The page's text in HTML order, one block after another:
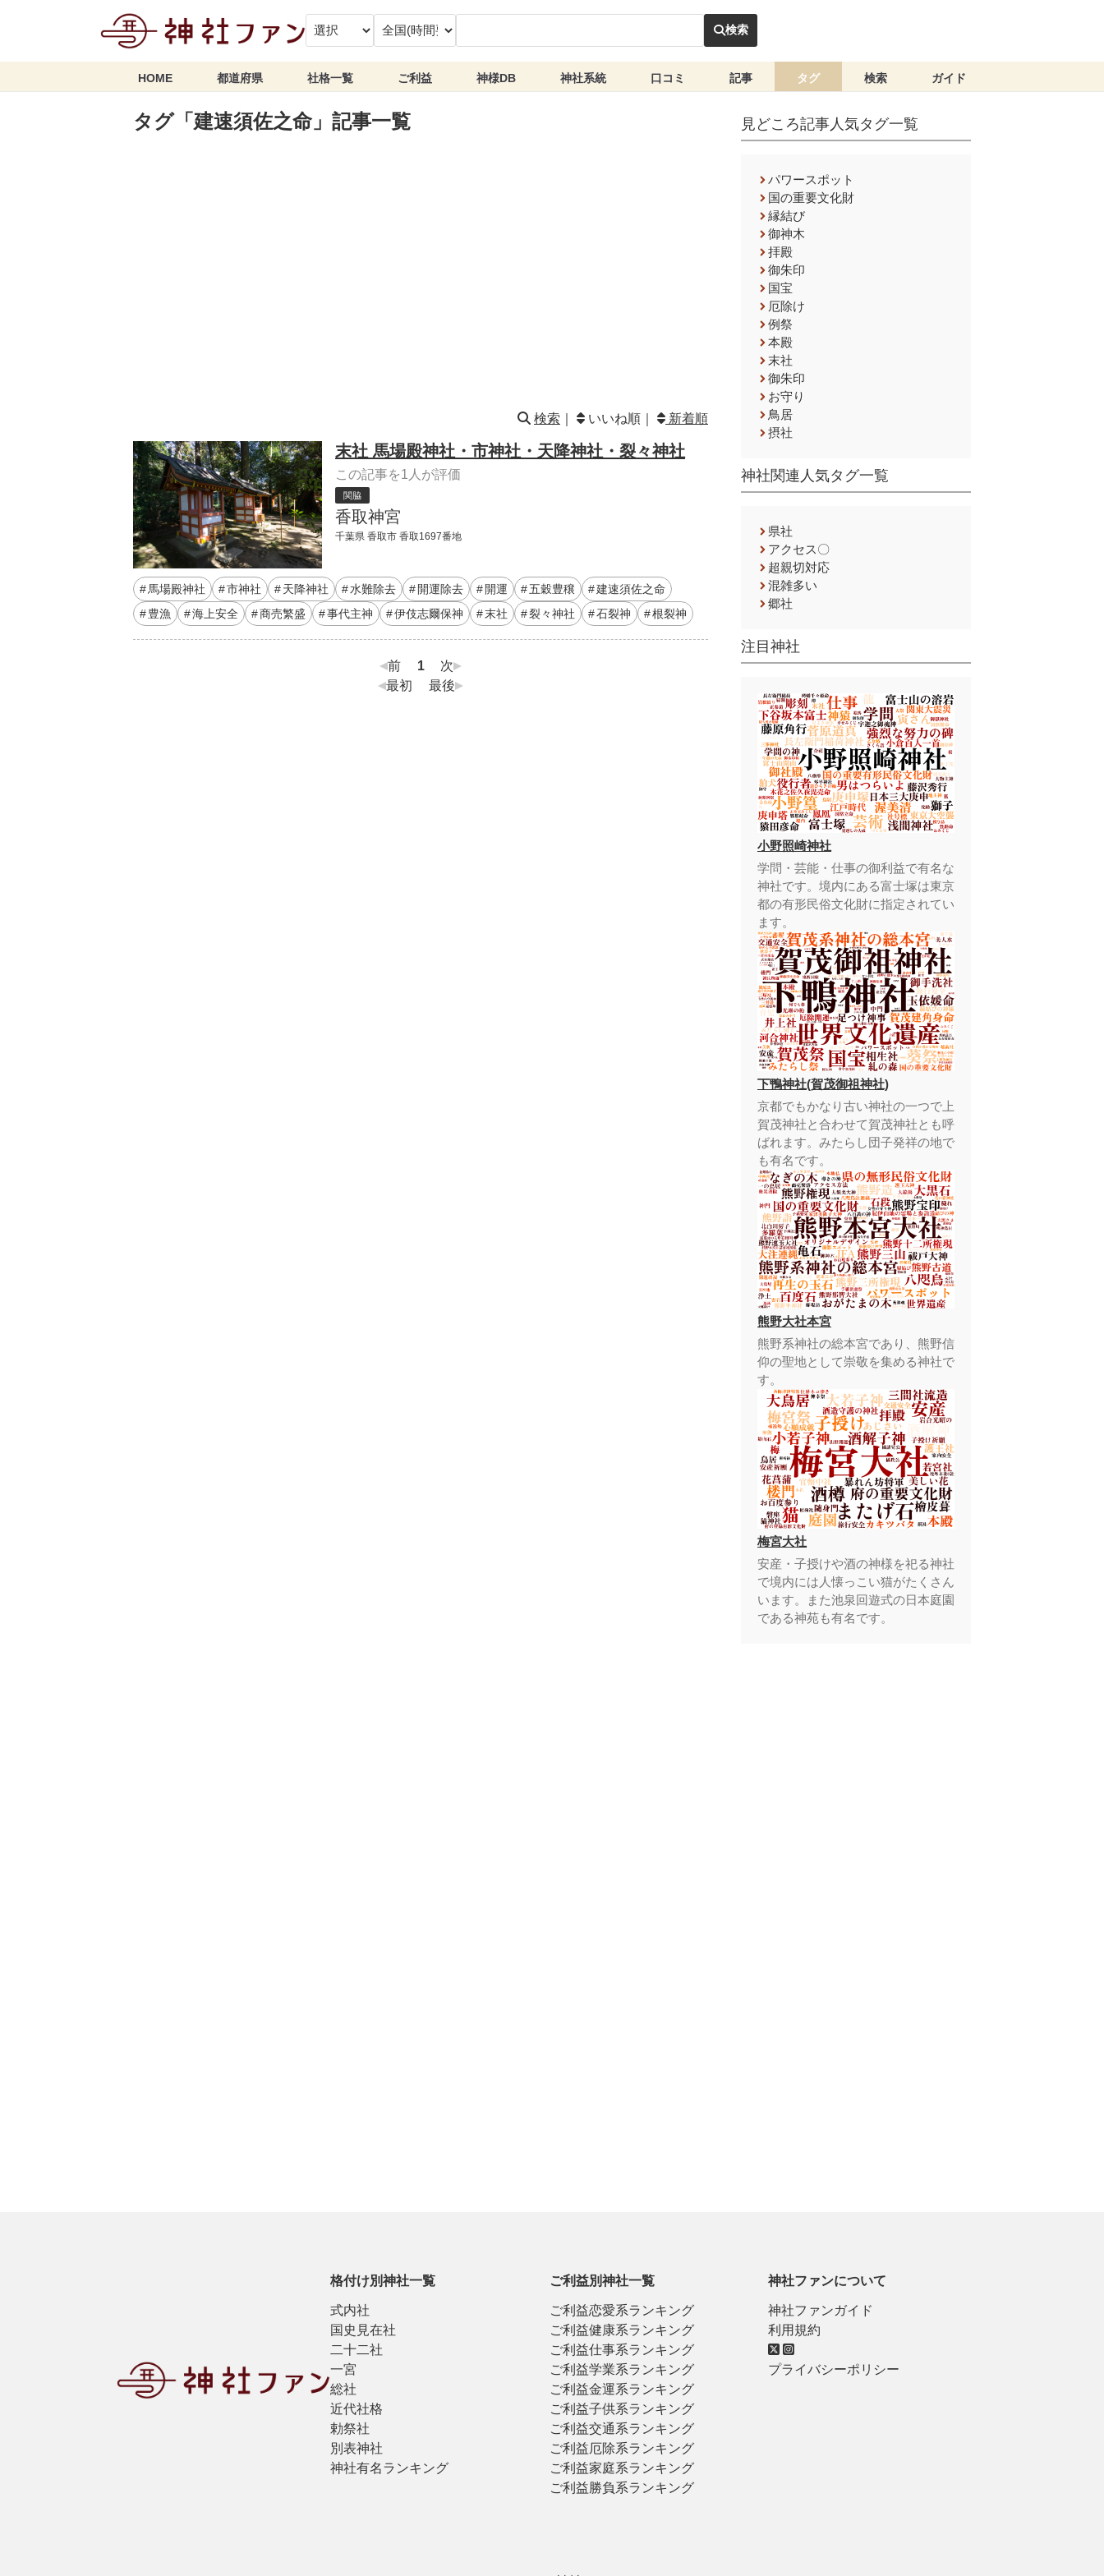
検索
HOME 都道府県 社格一覧 ご利益 神様DB 神社系統 口コミ 記事 タグ 検索 ガイド
タグ「建速須佐之命」記事一覧
検索 いいね順｜ 新着順
末社 馬場殿神社・市神社・天降神社・裂々神社
この記事を1人が評価
関脇
香取神宮
千葉県 香取市 香取1697番地
馬場殿神社 市神社 天降神社 水難除去 開運除去 開運 五穀豊穣
建速須佐之命
豊漁
海上安全 商売繁盛 事代主神 伊伎志爾保神 末社 裂々神社 石裂神 根裂神
前 1
次
最初
最後
見どころ記事人気タグ一覧
パワースポット
国の重要文化財
縁結び
御神木
拝殿
御朱印
国宝
厄除け
例祭
本殿
末社
御朱印
お守り
鳥居
摂社
神社関連人気タグ一覧
県社
アクセス〇
超親切対応
混雑多い
郷社
注目神社
小野照崎神社
学問・芸能・仕事の御利益で有名な
神社です。境内にある富士塚は東京
都の有形民俗文化財に指定されてい
ます。
下鴨神社(賀茂御祖神社)
京都でもかなり古い神社の一つで上
賀茂神社と合わせて賀茂神社とも呼
ばれます。みたらし団子発祥の地で
も有名です。
熊野大社本宮
熊野系神社の総本宮であり、熊野信
仰の聖地として崇敬を集める神社で
す。
梅宮大社
安産・子授けや酒の神様を祀る神社
で境内には人懐っこい猫がたくさん
います。また池泉回遊式の日本庭園
である神苑も有名です。
格付け別神社一覧
式内社
国史見在社
二十二社
一宮
総社
近代社格
勅祭社
別表神社
神社有名ランキング
ご利益別神社一覧
ご利益恋愛系ランキング
ご利益健康系ランキング
ご利益仕事系ランキング
ご利益学業系ランキング
ご利益金運系ランキング
ご利益子供系ランキング
ご利益交通系ランキング
ご利益厄除系ランキング
ご利益家庭系ランキング
ご利益勝負系ランキング
神社ファンについて
神社ファンガイド
利用規約
プライバシーポリシー